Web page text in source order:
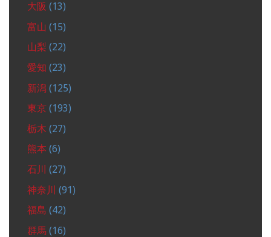
大阪 (13)
富山 (15)
山梨 (22)
愛知 (23)
新潟 (125)
東京 (193)
栃木 (27)
熊本 (6)
石川 (27)
神奈川 (91)
福島 (42)
群馬 (16)